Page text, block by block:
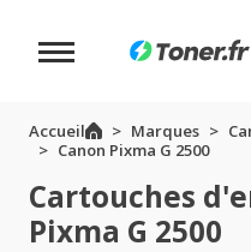
Accueil Marques
Canon Pixma G 2500
Cartouches
Pixma G 2500